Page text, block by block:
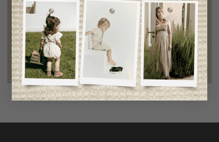
Style et élégance
qualité remarquable
Fondation des étoiles
fiers de collaborer à une bonne cause